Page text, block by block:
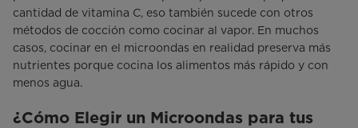
cantidad de vitamina C, eso también sucede con otros
métodos de cocción como cocinar al vapor. En muchos
casos, cocinar en el microondas en realidad preserva más
nutrientes porque cocina los alimentos más rápido y con
menos agua.
¿Cómo Elegir un Microondas para tus